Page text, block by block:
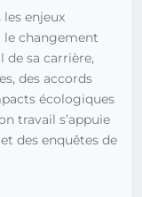
enjeux
le changement
de sa carrière,
des accords
écologiques
travail s’appuie
des enquêtes de